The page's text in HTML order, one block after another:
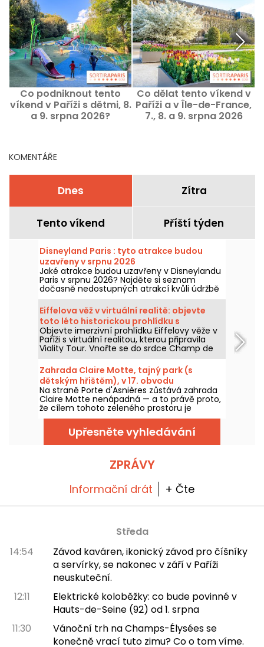
Co podniknout tento
víkend v Paříži s dětmi, 8.
a 9. srpna 2026?
Co dělat tento víkend v
Paříži a v Île-de-France,
7., 8. a 9. srpna 2026
KOMENTÁŘE
Dnes Zítra
Tento víkend Příští týden
Disneyland Paris : tyto atrakce budou
uzavřeny v srpnu 2026
Jaké atrakce budou uzavřeny v Disneylandu
Paris v srpnu 2026? Najděte si seznam
dočasně nedostupných atrakcí kvůli údržbě
nebo rekonstrukci, abyste si mohli
naplánovat návštěvu v parcích Disney.
Eiffelova věž v virtuální realitě: objevte
toto léto historickou prohlídku s
průvodcem Viality Tour
Objevte imerzivní prohlídku Eiffelovy věže v
Paříži s virtuální realitou, kterou připravila
Viality Tour. Vnořte se do srdce Champ de
Mars a znovu prožijte výstavbu a slavnostní
otevření Železné dámy v roce 1889. Nová
verze, ještě věrnější než kdy dřív, vyšla 31.
března 2026. Při té příležitosti pro vás máme
promo kód! A aby se dalo snáze zvládnout
horké dny, všechny jejich prohlídky probíhají
ve stínu.
Zahrada Claire Motte, tajný park (s
dětským hřištěm), v 17. obvodu
Na straně Porte d'Asnières zůstává zahrada
Claire Motte nenápadná — a to právě proto,
že cílem tohoto zeleného prostoru je
nabídnout klidné místo pro načerpání sil.
Upřesněte vyhledávání
ZPRÁVY
Informační drát + Čte
Středa
14:54
Závod kaváren, ikonický závod pro číšníky
a servírky, se nakonec v září v Paříži
neuskuteční.
12:11
Elektrické koloběžky: co bude povinné v
Hauts-de-Seine (92) od 1. srpna
11:30
Vánoční trh na Champs-Élysées se
konečně vrací tuto zimu? Co o tom víme.